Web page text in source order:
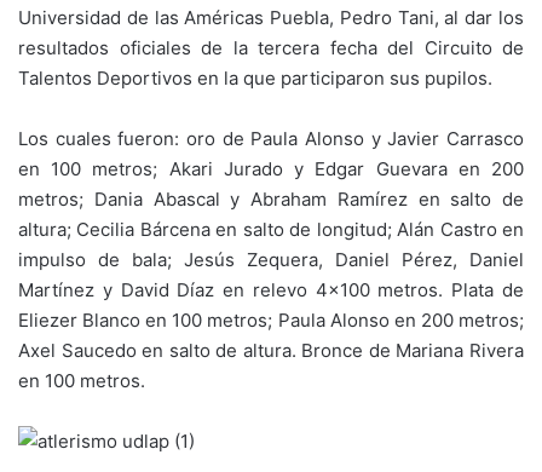
Universidad de las Américas Puebla, Pedro Tani, al dar los
resultados oficiales de la tercera fecha del Circuito de
Talentos Deportivos en la que participaron sus pupilos.
Los cuales fueron: oro de Paula Alonso y Javier Carrasco
en 100 metros; Akari Jurado y Edgar Guevara en 200
metros; Dania Abascal y Abraham Ramírez en salto de
altura; Cecilia Bárcena en salto de longitud; Alán Castro en
impulso de bala; Jesús Zequera, Daniel Pérez, Daniel
Martínez y David Díaz en relevo 4×100 metros. Plata de
Eliezer Blanco en 100 metros; Paula Alonso en 200 metros;
Axel Saucedo en salto de altura. Bronce de Mariana Rivera
en 100 metros.